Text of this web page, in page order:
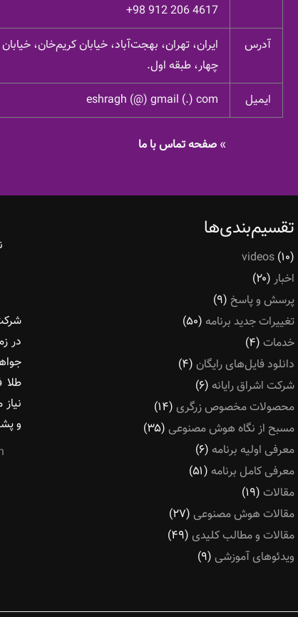
+98 912 206 4617
آدرس
ایران، تهران، بهجت‌آباد، خیابان کریم‌خان،
چهار، طبقه اول.
ایمیل
eshragh (@) gmail (.) com
» صفحه تماس با ما
تقسیم‌بندی‌ها
videos(۱۰)
اخبار (۲۰)
پرسش و پاسخ (۹)
تغییرات جدید برنامه (۵۰)
خدمات (۴)
دانلود فایل‌های رایگان (۴)
شرکت اشراق رایانه (۶)
محصولات مخصوص زرگری (۱۴)
مسبح از نگاه هوش مصنوعی (۳۵)
معرفی اولیه برنامه (۶)
معرفی کامل برنامه (۵۱)
مقالات (۱۹)
مقالات هوش مصنوعی (۲۷)
مقالات و مطالب کلیدی (۴۹)
ویدئوهای آموزشی (۹)
در
و